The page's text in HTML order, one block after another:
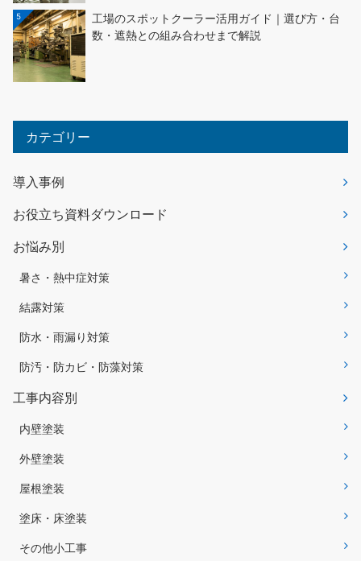
5
工場のスポットクーラー活用ガイド｜選び方・台
数・遮熱との組み合わせまで解説
カテゴリー
導入事例
お役立ち資料ダウンロード
お悩み別
暑さ・熱中症対策
結露対策
防水・雨漏り対策
防汚・防カビ・防藻対策
工事内容別
内壁塗装
外壁塗装
屋根塗装
塗床・床塗装
その他小工事